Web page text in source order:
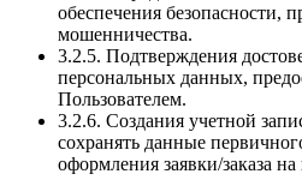
обеспечения безопасности,
мошенничества.
3.2.5. Подтверждения
персональных данных,
Пользователем.
3.2.6. Создания учетной
сохранять данные
оформления заявки/заказа